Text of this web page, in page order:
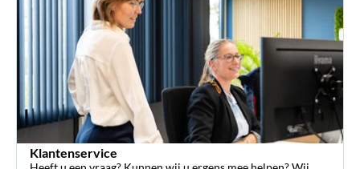
Klantenservice